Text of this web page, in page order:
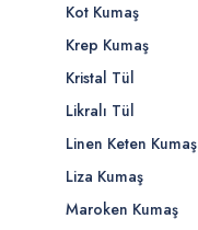
Kot Kumaş
Krep Kumaş
Kristal Tül
Likralı Tül
Linen Keten Kumaş
Liza Kumaş
Maroken Kumaş